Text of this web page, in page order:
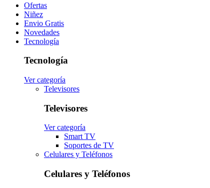
Ofertas
Niñez
Envio Gratis
Novedades
Tecnología
Tecnología
Ver categoría
Televisores
Televisores
Ver categoría
Smart TV
Soportes de TV
Celulares y Teléfonos
Celulares y Teléfonos